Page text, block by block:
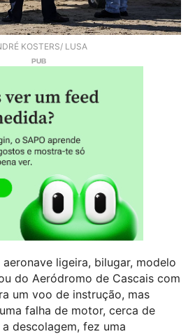
KOSTERS/ LUSA
ligeira, bilugar, modelo
do Aeródromo de Cascais com
um voo de instrução, mas
falha de motor, cerca de
descolagem, fez uma